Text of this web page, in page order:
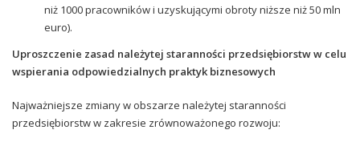
niż 1000 pracowników i uzyskującymi obroty niższe niż 50 mln
euro).
Uproszczenie zasad należytej staranności przedsiębiorstw w celu
wspierania odpowiedzialnych praktyk biznesowych
Najważniejsze zmiany w obszarze należytej staranności
przedsiębiorstw w zakresie zrównoważonego rozwoju: